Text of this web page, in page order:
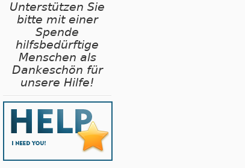
Unterstützen Sie
bitte mit einer
Spende
hilfsbedürftige
Menschen als
Dankeschön für
unsere Hilfe!